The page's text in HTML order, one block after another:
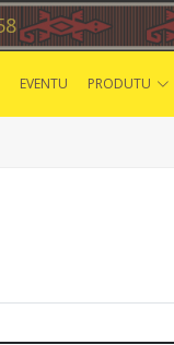
EVENTU PRODUTU